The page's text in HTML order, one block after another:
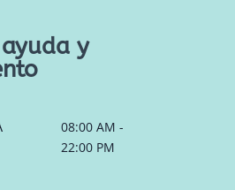
y
08:00 AM -
22:00 PM